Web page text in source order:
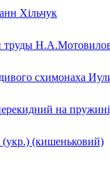
Хільчук
труды
схимонаха
на
(укр.) (кишеньковий)